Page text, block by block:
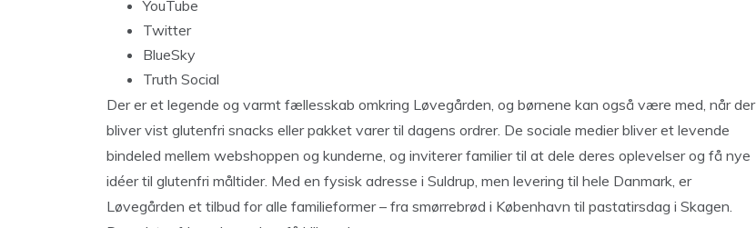
YouTube
Twitter
BlueSky
Truth Social
Der er et legende og varmt fællesskab omkring Løvegården, og børnene kan også være med, når der
bliver vist glutenfri snacks eller pakket varer til dagens ordrer. De sociale medier bliver et levende
bindeled mellem webshoppen og kunderne, og inviterer familier til at dele deres oplevelser og få nye
idéer til glutenfri måltider. Med en fysisk adresse i Suldrup, men levering til hele Danmark, er
Løvegården et tilbud for alle familieformer – fra smørrebrød i København til pastatirsdag i Skagen.